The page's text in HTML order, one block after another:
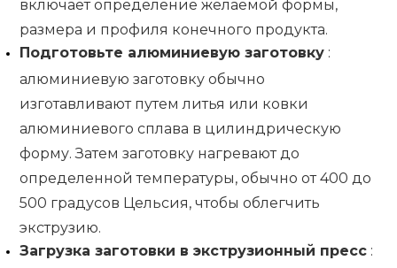
включает определение желаемой формы,
размера и профиля конечного продукта.
Подготовьте алюминиевую заготовку :
алюминиевую заготовку обычно
изготавливают путем литья или ковки
алюминиевого сплава в цилиндрическую
форму. Затем заготовку нагревают до
определенной температуры, обычно от 400 до
500 градусов Цельсия, чтобы облегчить
экструзию.
Загрузка заготовки в экструзионный пресс :